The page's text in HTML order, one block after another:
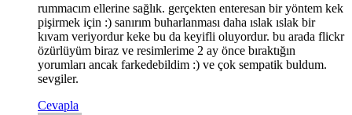
rummacım ellerine sağlık. gerçekten enteresan bir yöntem kek
pişirmek için :) sanırım buharlanması daha ıslak ıslak bir
kıvam veriyordur keke bu da keyifli oluyordur. bu arada flickr
özürlüyüm biraz ve resimlerime 2 ay önce bıraktığın
yorumları ancak farkedebildim :) ve çok sempatik buldum.
sevgiler.
Cevapla